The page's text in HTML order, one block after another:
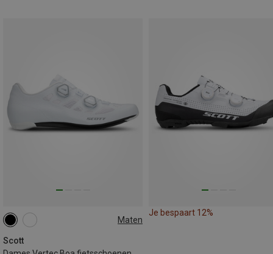
Maten
Scott
36 37
Je bespaart 12%